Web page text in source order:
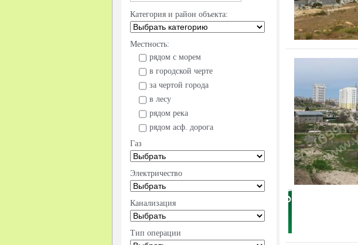
Категория и район объекта:
Местность:
рядом с морем
в городской черте
за чертой города
в лесу
рядом река
рядом асф. дорога
Газ
Электричество
Канализация
Тип операции